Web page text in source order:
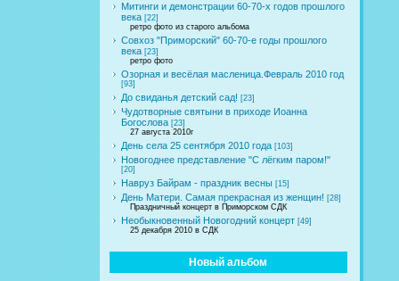
Митинги и демонстрации 60-70-х годов прошлого
века [22]
ретро фото из старого альбома
Совхоз "Приморский" 60-70-е годы прошлого
века [23]
ретро фото
Озорная и весёлая масленица.Февраль 2010 год
[93]
До свиданья детский сад! [23]
Чудотворные святыни в приходе Иоанна
Богослова [23]
27 августа 2010г
День села 25 сентября 2010 года [103]
Новогоднее представление "С лёгким паром!"
[20]
Навруз Байрам - праздник весны [15]
День Матери. Самая прекрасная из женщин! [28]
Праздничный концерт в Приморском СДК
Необыкновенный Новогодний концерт [49]
25 декабря 2010 в СДК
Новый альбом